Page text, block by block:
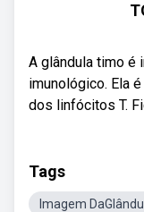
A glândula timo é
imunológico. Ela
dos linfócitos T.
Tags
Imagem